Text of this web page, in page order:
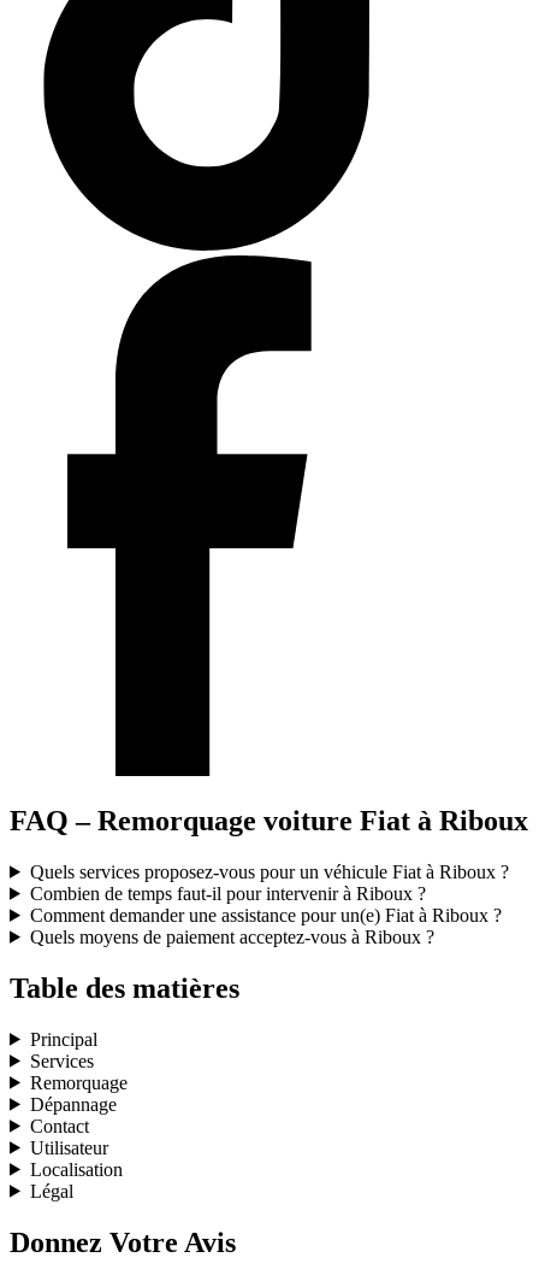
FAQ – Remorquage voiture Fiat à Riboux
Quels services proposez-vous pour un véhicule Fiat à Riboux ?
Combien de temps faut-il pour intervenir à Riboux ?
Comment demander une assistance pour un(e) Fiat à Riboux ?
Quels moyens de paiement acceptez-vous à Riboux ?
Table des matières
Principal
Services
Remorquage
Dépannage
Contact
Utilisateur
Localisation
Légal
Donnez Votre Avis